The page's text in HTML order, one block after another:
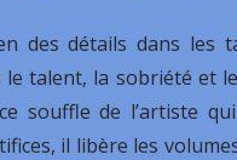
des détails dans les
talent, la sobriété et
souffle de l’artiste
il libère les